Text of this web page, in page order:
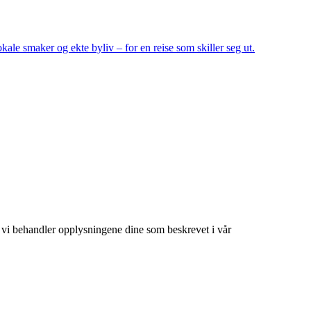
smaker og ekte byliv – for en reise som skiller seg ut.
behandler opplysningene dine som beskrevet i vår